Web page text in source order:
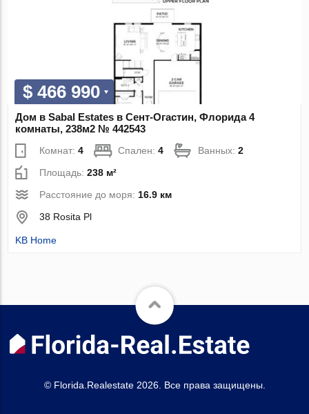
$ 466 990
Дом в Sabal Estates в Сент-Огастин, Флорида 4
комнаты, 238м2 № 442543
Комнат:4 Спален:4 Ванных:2
Площадь:238 м²
Расстояние до моря: 16.9 км
38 Rosita Pl
KB Home
© Florida.Realestate 2026. Все права защищены.